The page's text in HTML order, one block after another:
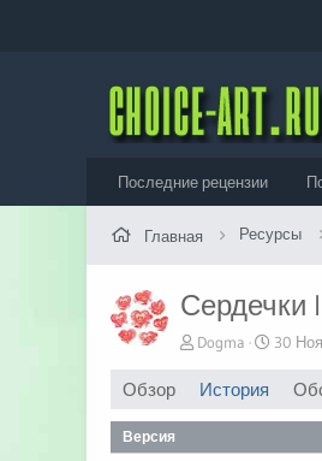
Последние рецензии
Главная Ресурсы
Сердечки
А
т
о
р
Dogma
Д
а
с
о
30
Обзор История
Версия